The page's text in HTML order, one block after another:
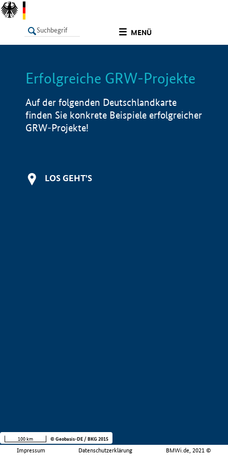
MENÜ
LISTE Info
Erfolgreiche GRW-Projekte
Auf der folgenden Deutschlandkarte
finden Sie konkrete Beispiele erfolgreicher
GRW-Projekte!
LOS GEHT'S
Impressum Datenschutzerklärung BMWi.de, 2021 ©
100 km © Geobasis-DE / BKG 2015